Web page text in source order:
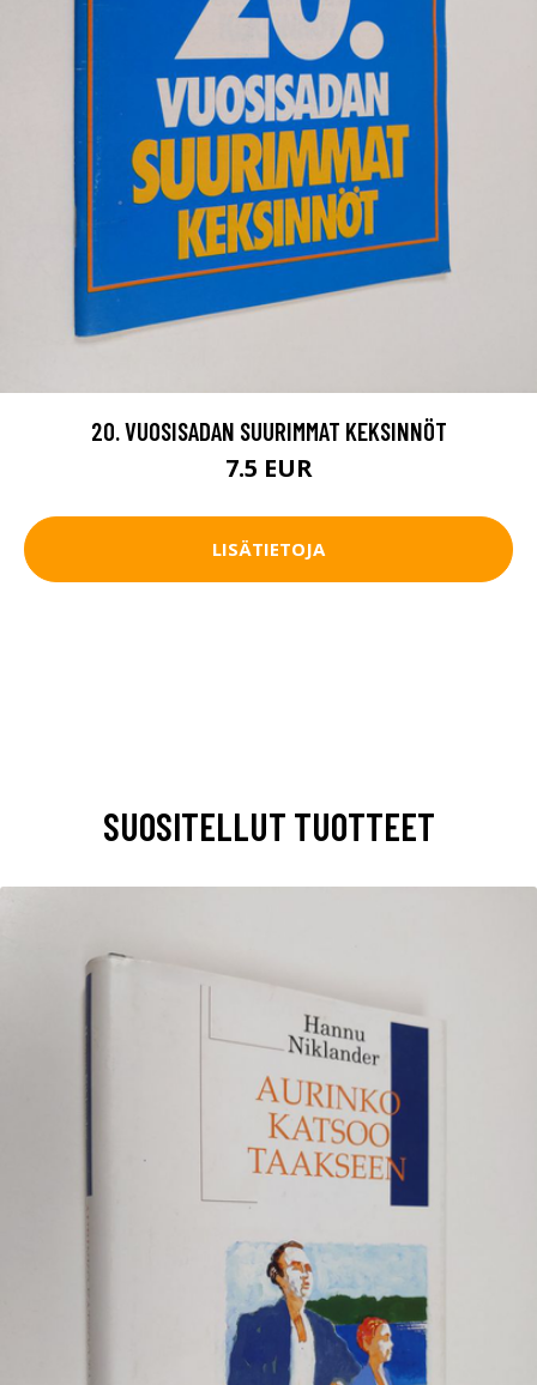
20. VUOSISADAN SUURIMMAT KEKSINNÖT
7.5 EUR
LISÄTIETOJA
SUOSITELLUT TUOTTEET